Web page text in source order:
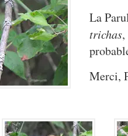
La
trichas
Merci,